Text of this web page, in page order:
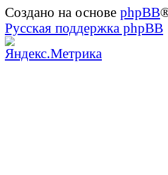
Создано на основе phpBB
Русская поддержка phpBB